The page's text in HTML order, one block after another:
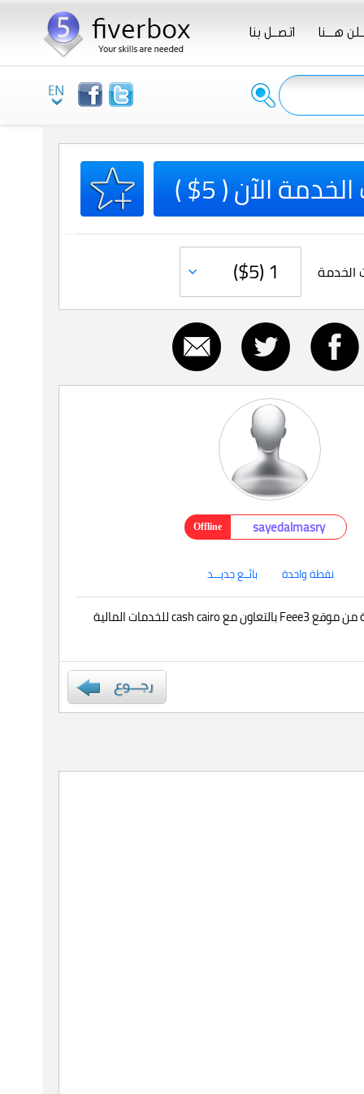
هـــنا اتصــل بنا
الآن ( 5$ )
الخدمة
Offline sayedalmasry
بائــع جديـــد نقطة واحدة
خدمات مالية موثوقة من موقع Feee3 بالتعاون مع cash cairo للخدمات المالية